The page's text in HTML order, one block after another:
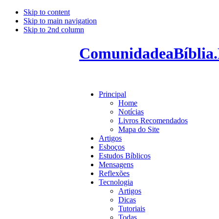
Skip to content
Skip to main navigation
Skip to 2nd column
Principal
Home
Notícias
Livros Recomendados
Mapa do Site
Artigos
Esboços
Estudos Bíblicos
Mensagens
Reflexões
Tecnologia
Artigos
Dicas
Tutoriais
Todas